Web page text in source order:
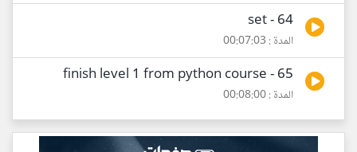
64 - set
المدة : 00:07:03
65 - finish level 1 from python course
المدة : 00:08:00